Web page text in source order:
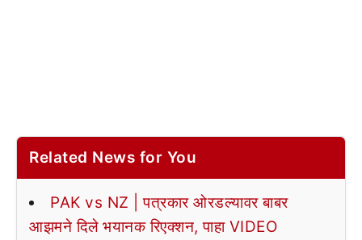
Related News for You
PAK vs NZ | पत्रकार ओरडल्यावर बाबर
आझमने दिले भयानक रिएक्शन, पाहा VIDEO